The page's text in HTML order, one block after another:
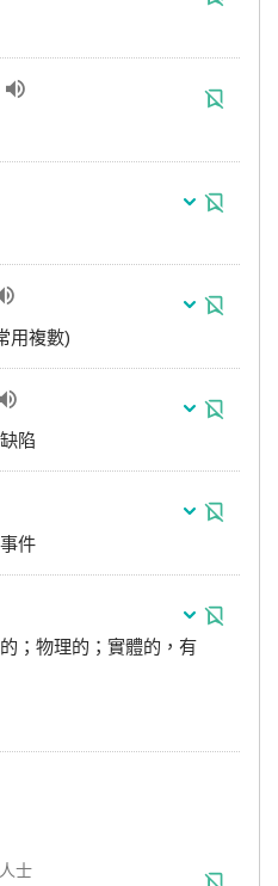
用複數)
陷
件
；物理的；實體的，有
士